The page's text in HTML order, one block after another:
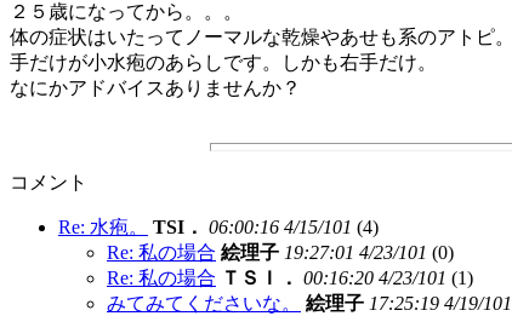
２５歳になってから。。。
体の症状はいたってノーマルな乾燥やあせも系のアトピ。
手だけが小水疱のあらしです。しかも右手だけ。
なにかアドバイスありませんか？
コメント
Re: 水疱。 TSI． 06:00:16 4/15/101 (4)
Re: 私の場合 絵理子 19:27:01 4/23/101 (0)
Re: 私の場合 ＴＳＩ． 00:16:20 4/23/101 (1)
みてみてくださいな。
絵理子 17:25:19 4/19/101